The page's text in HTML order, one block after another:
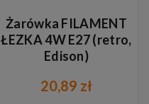
Żarówka FILAMENT
ŁEZKA 4W E27 (retro,
Edison)
20,89 zł